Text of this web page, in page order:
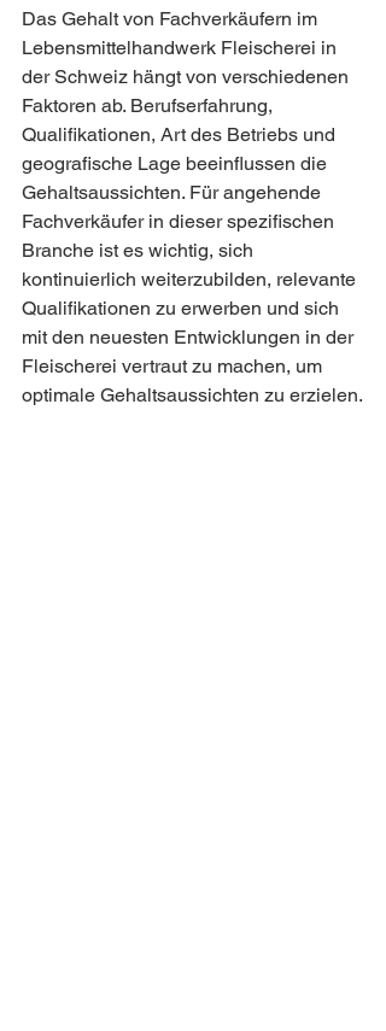
Das Gehalt von Fachverkäufern im
Lebensmittelhandwerk Fleischerei in
der Schweiz hängt von verschiedenen
Faktoren ab. Berufserfahrung,
Qualifikationen, Art des Betriebs und
geografische Lage beeinflussen die
Gehaltsaussichten. Für angehende
Fachverkäufer in dieser spezifischen
Branche ist es wichtig, sich
kontinuierlich weiterzubilden, relevante
Qualifikationen zu erwerben und sich
mit den neuesten Entwicklungen in der
Fleischerei vertraut zu machen, um
optimale Gehaltsaussichten zu erzielen.